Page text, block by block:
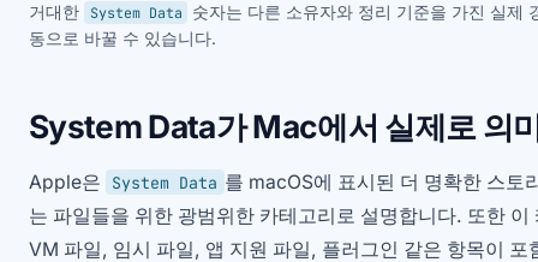
거대한 System Data
숫자는 다른 소유자와 정리 기준을 가진 실제
동으로 바꿀 수 있습니다.
System Data가 Mac에서 실제로 의
Apple은 System Data 를 macOS에 표시된 더 명확한 스토
는 파일들을 위한 광범위한 카테고리로 설명합니다. 또한
VM 파일, 임시 파일, 앱 지원 파일, 플러그인 같은 항목이 포